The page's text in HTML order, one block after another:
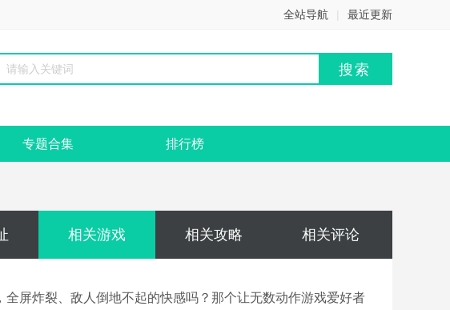
全站导航 最近更新
专题合集 排行榜
相关游戏 相关攻略 相关评论
屏炸裂、敌人倒地不起的快感吗？那个让无数动作游戏爱好者